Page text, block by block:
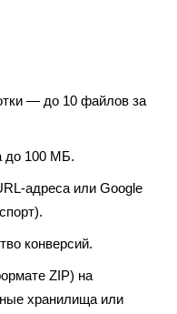
— до 10 файлов за
до 100 МБ.
адреса или Google
конверсий.
ZIP) на
хранилища или